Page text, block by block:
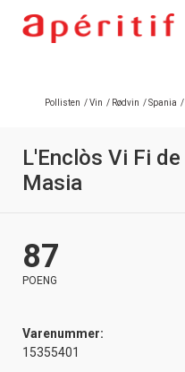
Pollisten /Vin / Rødvin /Spania /
L'Enclòs Vi Fi de
Masia
87
POENG
Varenummer:
15355401